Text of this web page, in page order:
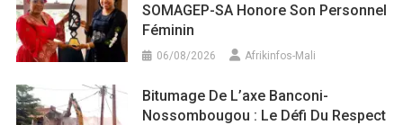
SOMAGEP-SA Honore Son Personnel
Féminin
06/08/2026 Afrikinfos-Mali
Bitumage De L’axe Banconi-
Nossombougou : Le Défi Du Respect